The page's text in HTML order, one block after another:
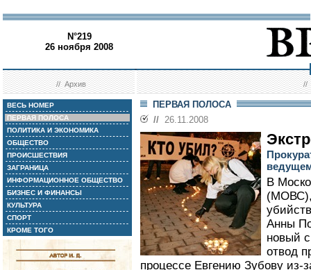
N°219
26 ноября 2008
//Архив //
ВЕСЬ НОМЕР
ПЕРВАЯ ПОЛОСА
ПОЛИТИКА И ЭКОНОМИКА
ОБЩЕСТВО
ПРОИСШЕСТВИЯ
ЗАГРАНИЦА
ИНФОРМАЦИОННОЕ ОБЩЕСТВО
БИЗНЕС И ФИНАНСЫ
КУЛЬТУРА
СПОРТ
КРОМЕ ТОГО
ПЕРВАЯ ПОЛОСА
// 26.11.2008
В
(МОВС),
Анны
новый
отвод
процессе Евгению Зубову из-